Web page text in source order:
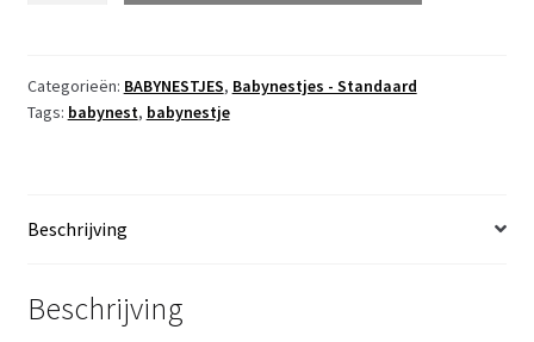
babynestje
wafelstofje
aantal
Categorieën: BABYNESTJES, Babynestjes - Standaard
Tags: babynest, babynestje
Beschrijving
Beschrijving